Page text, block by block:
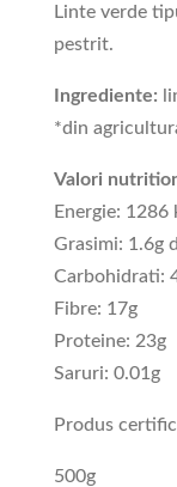
Linte verde
pestrit.
Ingrediente:
*din
Valori
Energie: 1286
Grasimi: 1.6g
Carbohidrati:
Fibre: 17g
Proteine: 23g
Saruri: 0.01g
Produs
500g